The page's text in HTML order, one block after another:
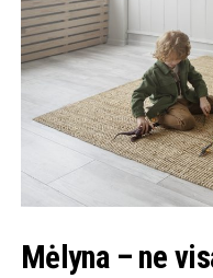
Mėlyna – ne